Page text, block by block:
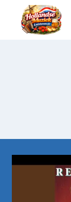
Doorgaan
inhoud